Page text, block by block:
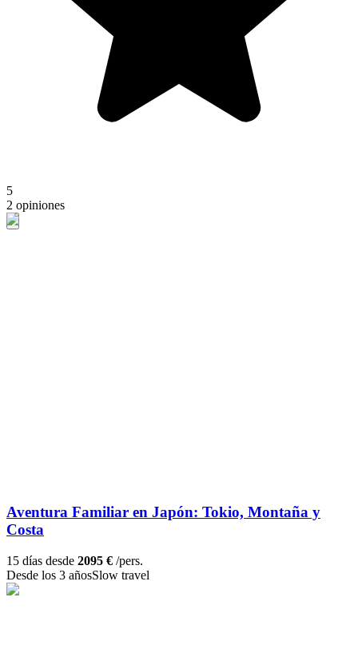
5
2 opiniones
Aventura Familiar en Japón: Tokio, Montaña y
Costa
15 días desde 2095 € /pers.
Desde los 3 añosSlow travel